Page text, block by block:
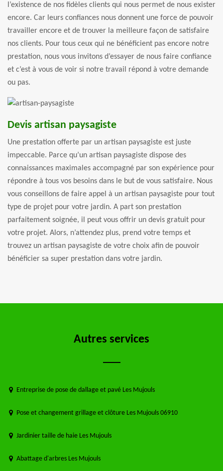
l’existence de nos fidèles clients qui nous permet de nous exister
encore. Car leurs confiances nous donnent une force de pouvoir
travailler encore et de trouver la meilleure façon de satisfaire
nos clients. Pour tous ceux qui ne bénéficient pas encore notre
prestation, nous vous invitons d’essayer de nous faire confiance
et c’est à vous de voir si notre travail répond à votre demande
ou pas.
Devis artisan paysagiste
Une prestation offerte par un artisan paysagiste est juste
impeccable. Parce qu’un artisan paysagiste dispose des
connaissances maximales accompagné par son expérience pour
répondre à tous vos besoins dans le but de vous satisfaire. Nous
vous conseillons de faire appel à un artisan paysagiste pour tout
type de projet pour votre jardin. A part son prestation
parfaitement soignée, il peut vous offrir un devis gratuit pour
votre projet. Alors, n’attendez plus, prend votre temps et
trouvez un artisan paysagiste de votre choix afin de pouvoir
bénéficier sa super prestation dans votre jardin.
Autres services
Entreprise de pose de dallage et pavé Les Mujouls
Pose et changement grillage et clôture Les Mujouls 06910
Jardinier taille de haie Les Mujouls
Abattage d'arbres Les Mujouls